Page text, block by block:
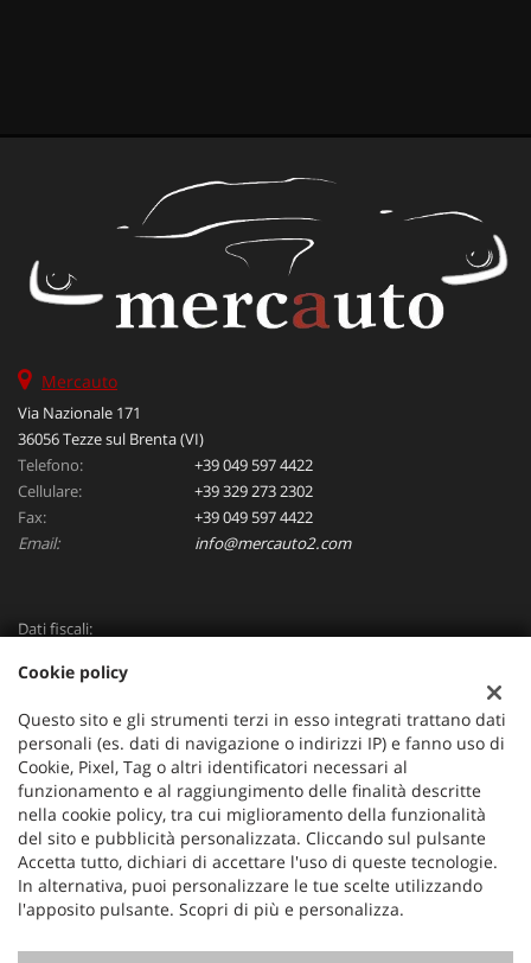
Mercauto
Via Nazionale 171
36056 Tezze sul Brenta (VI)
Telefono:
+39 049 597 4422
Cellulare:
+39 329 273 2302
Fax:
+39 049 597 4422
Email:
info@mercauto2.com
Dati fiscali:
Via Nazionale, 171 PD - 36056 Tezze sul Brenta
Registro delle imprese:PD
Cookie policy
Questo sito e gli strumenti terzi in esso integrati trattano dati
personali (es. dati di navigazione o indirizzi IP) e fanno uso di
Cookie, Pixel, Tag o altri identificatori necessari al
funzionamento e al raggiungimento delle finalità descritte
nella cookie policy, tra cui miglioramento della funzionalità
del sito e pubblicità personalizzata. Cliccando sul pulsante
Accetta tutto, dichiari di accettare l'uso di queste tecnologie.
In alternativa, puoi personalizzare le tue scelte utilizzando
l'apposito pulsante. Scopri di più e personalizza.